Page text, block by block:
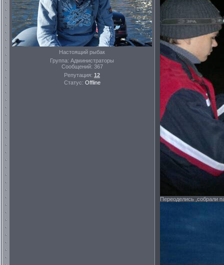
Настоящий рыбак
Группа: Администраторы
Сообщений: 367
Репутация: 12
Статус: Offline
Переоделись ,собрали